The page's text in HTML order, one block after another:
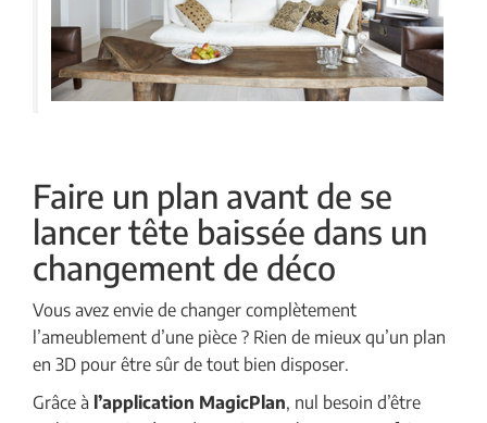
Faire un plan avant de se
lancer tête baissée dans un
changement de déco
Vous avez envie de changer complètement
l’ameublement d’une pièce ? Rien de mieux qu’un plan
en 3D pour être sûr de tout bien disposer.
Grâce à l’application MagicPlan, nul besoin d’être